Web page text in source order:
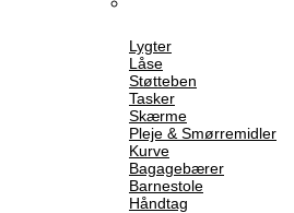
Lygter
Låse
Støtteben
Tasker
Skærme
Pleje & Smørremidler
Kurve
Bagagebærer
Barnestole
Håndtag